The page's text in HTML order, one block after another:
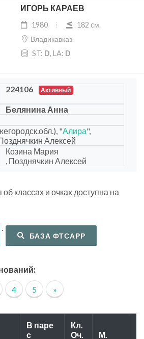
ИГОРЬ КАРАЕВ
1980
182 cм.
Владикавказ
ST: D, LA: D
224106 Активный
Белянина Анна
"Алира",
Алексей
Козина Мария
, Позднячкин Алексей
классах и очках доступна на
.
БАЗА ФТСАРР
4 5 »
В паре
с
Кл.
Оч.
М.